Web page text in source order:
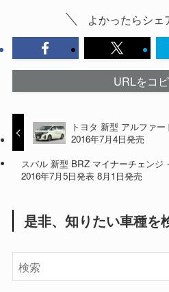
よかったらシェ
URLをコ
トヨタ 新型 アルファ
2016年7月4日発売
スバル 新型 BRZ マイナーチェンジ
2016年7月5日発表 8月1日発売
是非、知りたい車種を